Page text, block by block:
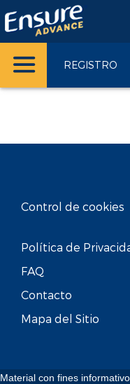
REGISTRO
Control de cookies
Política de
FAQ
Contacto
Mapa del Sitio
Material con fines